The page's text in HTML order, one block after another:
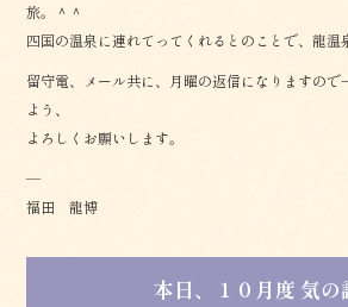
旅。＾＾
四国の温泉に連れてってくれるとのことで、龍温
留守電、メール共に、月曜の返信になりますので
よう、
よろしくお願いします。
—
福田 龍博
本日、１０月度 気の